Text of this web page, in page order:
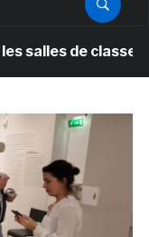
de classe des